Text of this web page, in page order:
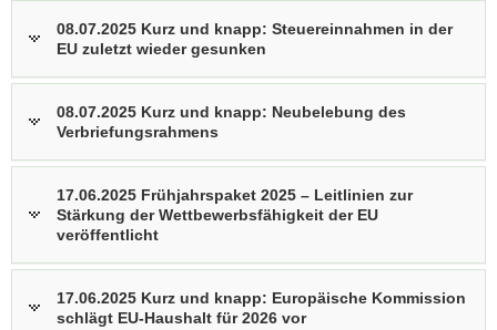
08.07.2025 Kurz und knapp: Steuereinnahmen in der
EU zuletzt wieder gesunken
08.07.2025 Kurz und knapp: Neubelebung des
Verbriefungsrahmens
17.06.2025 Frühjahrspaket 2025 – Leitlinien zur
Stärkung der Wettbewerbsfähigkeit der EU
veröffentlicht
17.06.2025 Kurz und knapp: Europäische Kommission
schlägt EU-Haushalt für 2026 vor